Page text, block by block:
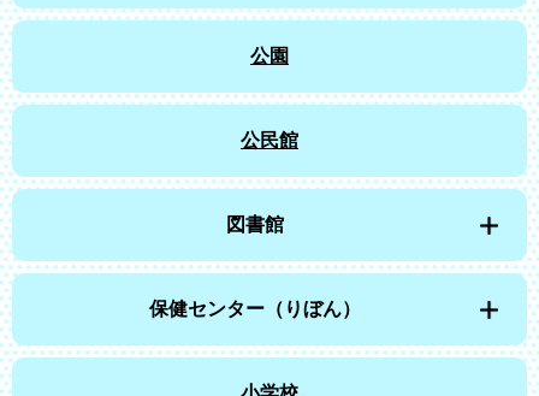
公園
公民館
図書館
保健センター（りぼん）